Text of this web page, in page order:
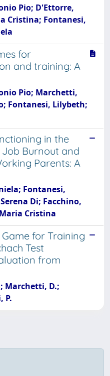
Pio; D'Ettorre,
Cristina; Fontanesi,
for
and training: A
Pio; Marchetti,
Fontanesi, Lilybeth;
in the
Burnout and
Parents: A
Fontanesi,
Di; Facchino,
Cristina
for Training
Test
from
Marchetti, D.;
P.